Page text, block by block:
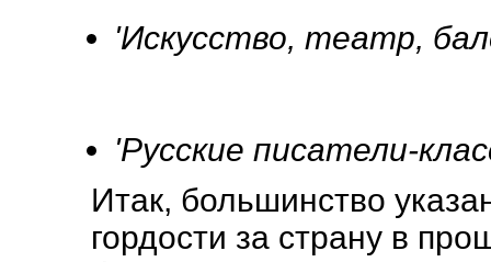
'Искусство, театр,
'Русские писатели-
Итак, большинство
гордости за страну в